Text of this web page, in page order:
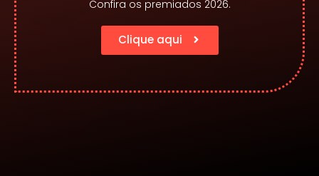
Confira os premiados 2026.
Clique aqui